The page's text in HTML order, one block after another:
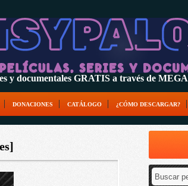
y documentales GRATIS a través de MEGA
DONACIONES CATÁLOGO ¿CÓMO DESCARGAR?